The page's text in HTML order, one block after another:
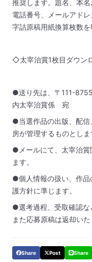
推奨します。題名、本名
電話番号、メールアドレ
字詰原稿用紙換算枚数を
◇太宰治賞1枚目ダウン
●送り先は、〒111-
内太宰治賞係 宛
●当選作品の出版、配
房が管理するものとしま
●メールにて、太宰治賞
ます。
●個人情報の扱い、作
護方針に準じます。
●選考過程、受取確認な
また応募原稿は返却いた
Share Post Share